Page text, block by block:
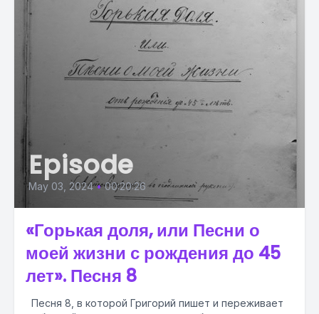
Episode
May 03, 2024 • 00:20:26
«Горькая доля, или Песни о
моей жизни с рождения до 45
лет». Песня 8
Песня 8, в которой Григорий пишет и переживает